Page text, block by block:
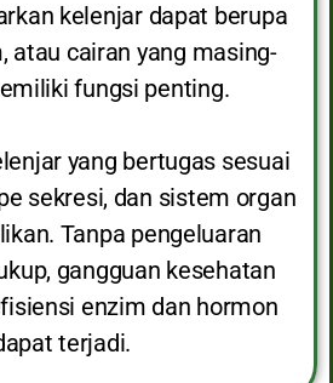
kelenjar dapat berupa
atau cairan yang masing-
fungsi penting.
yang bertugas sesuai
sekresi, dan sistem organ
Tanpa pengeluaran
gangguan kesehatan
enzim dan hormon
terjadi.